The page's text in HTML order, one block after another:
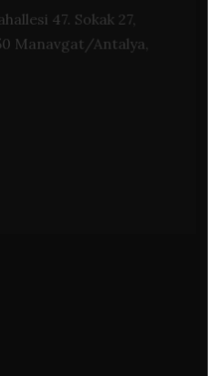
47. Sokak 27,
Manavgat/Antalya,